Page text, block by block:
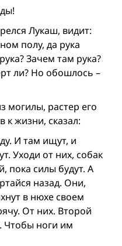
Лукаш, видит:
полу, да рука
Зачем там рука?
ли? Но обошлось –
могилы, растер его
к жизни, сказал:
И там ищут, и
Уходи от них, собак
пока силы будут. А
назад. Они,
в нюхе своем
От них. Второй
Чтобы ноги им